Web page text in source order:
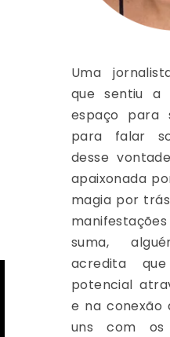
Uma
que sentiu a
espaço para
para falar
desse
apaixonada
magia por
suma,
acredita
potencial
e na conexão
uns com os